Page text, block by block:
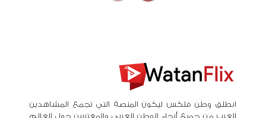
انطلق وطن فلكس ليكون المنصة التي تجمع المشاهدين